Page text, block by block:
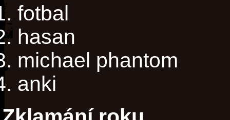
fotbal
hasan
michael phantom
anki